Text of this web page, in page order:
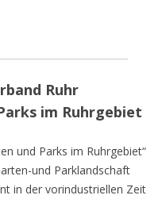
Ruhr
im Ruhrgebiet
und Parks im Ruhrgebiet“
und Parklandschaft
in der vorindustriellen Zeit